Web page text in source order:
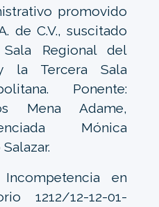
promovido
de C.V., suscitado
Regional del
la Tercera Sala
Ponente:
Mena Adame,
Mónica
en
1212/12-12-01-